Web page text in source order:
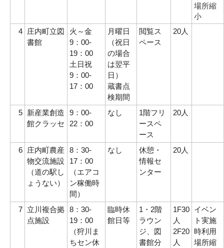
場所縮
小
4
庄内町立図
書館
火～金
9：00-
19：00
土日祝
9：00-
17：00
月曜日
（祝日
の場合
は翌平
日）
蔵書点
検期間
閲覧ス
ペース
20人
5 新産業創造
館クラッセ
9：00-
22：00
なし
1階フリ
ースペ
ース
20人
6
庄内町農産
物交流施設
（道の駅し
ょうない）
8：30-
17：00
（エアコ
ン稼働時
間）
なし
休憩・
情報セ
ンター
20人
7 立川複合拠
点施設
8：30-
19：00
（狩川ま
ちセン休
臨時休
館日等
1・2階
ラウン
ジ、図
書館分
1F30
人
2F20
人
イベン
ト実施
時利用
場所縮